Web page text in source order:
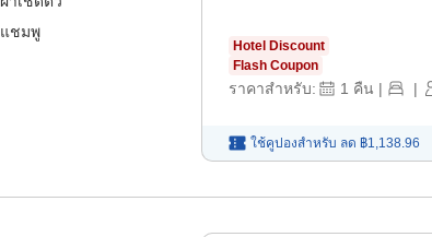
แชมพู
Hotel Discount
Flash Coupon
ราคาสำหรับ: 1 คืน | |
ใช้คูปองสำหรับ ลด ฿1,138.96